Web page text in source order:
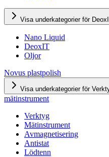
Visa underkategorier för
Nano Liquid
DeoxIT
Oljor
Novus plastpolish
Visa underkategorier för
mätinstrument
Verktyg
Mätinstrument
Avmagnetisering
Antistat
Lödtenn